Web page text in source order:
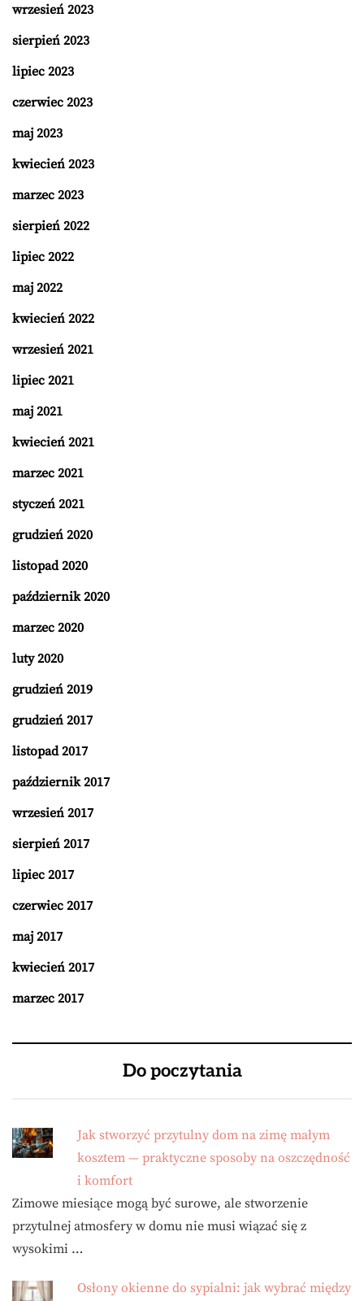
wrzesień 2023
sierpień 2023
lipiec 2023
czerwiec 2023
maj 2023
kwiecień 2023
marzec 2023
sierpień 2022
lipiec 2022
maj 2022
kwiecień 2022
wrzesień 2021
lipiec 2021
maj 2021
kwiecień 2021
marzec 2021
styczeń 2021
grudzień 2020
listopad 2020
październik 2020
marzec 2020
luty 2020
grudzień 2019
grudzień 2017
listopad 2017
październik 2017
wrzesień 2017
sierpień 2017
lipiec 2017
czerwiec 2017
maj 2017
kwiecień 2017
marzec 2017
Do poczytania
Jak stworzyć przytulny dom na zimę małym
kosztem — praktyczne sposoby na oszczędność
i komfort
Zimowe miesiące mogą być surowe, ale stworzenie
przytulnej atmosfery w domu nie musi wiązać się z
wysokimi …
Osłony okienne do sypialni: jak wybrać między